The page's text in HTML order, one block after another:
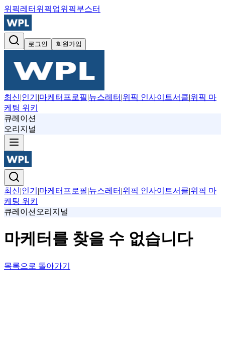
위픽레터 위픽업위픽부스터
로그인 회원가입
최신|인기 |마케터프로필|뉴스레터 |위픽 인사이트서클|위픽 마
케팅 위키
큐레이션
오리지널
최신|인기 |마케터프로필|뉴스레터 |위픽 인사이트서클|위픽 마
케팅 위키
큐레이션 오리지널
마케터를 찾을 수 없습니다
목록으로 돌아가기